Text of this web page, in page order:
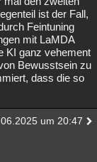
ist der Fall,
Feintuning
mit LaMDA
KI ganz vehement
Bewusstsein zu
dass die so
um 20:47